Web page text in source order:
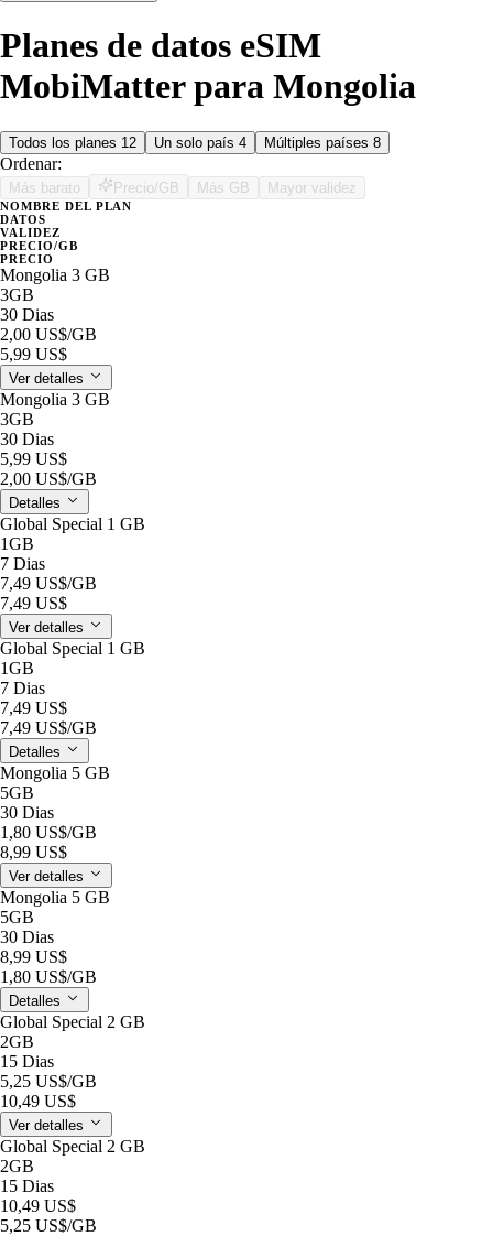
Planes de datos eSIM
MobiMatter para Mongolia
Todos los planes 12 Un solo país 4 Múltiples países 8
Ordenar:
Más barato Precio/GB Más GB Mayor validez
NOMBRE DEL PLAN
DATOS
VALIDEZ
PRECIO/GB
PRECIO
Mongolia 3 GB
3GB
30 Dias
2,00 US$/GB
5,99 US$
Ver detalles
Mongolia 3 GB
3GB
30 Dias
5,99 US$
2,00 US$/GB
Detalles
Global Special 1 GB
1GB
7 Dias
7,49 US$/GB
7,49 US$
Ver detalles
Global Special 1 GB
1GB
7 Dias
7,49 US$
7,49 US$/GB
Detalles
Mongolia 5 GB
5GB
30 Dias
1,80 US$/GB
8,99 US$
Ver detalles
Mongolia 5 GB
5GB
30 Dias
8,99 US$
1,80 US$/GB
Detalles
Global Special 2 GB
2GB
15 Dias
5,25 US$/GB
10,49 US$
Ver detalles
Global Special 2 GB
2GB
15 Dias
10,49 US$
5,25 US$/GB